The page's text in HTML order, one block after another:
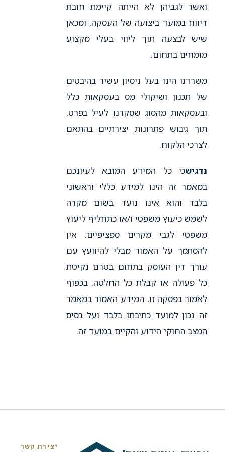
ואשר לגביהן לא הייתה קיימת חובת
דיווח במועד ביצועה של העסקה, ומכאן
שיש לבצעה תוך ליווי בעלי מקצוע
מומחים בתחום.
משרדנו הינו בעל ניסיון עשיר בהיבטים
של תכנון ושיקולי מס בעסקאות כלל
ובעסקאות מהסוג שסקרנו לעיל בפרט,
תוך גיבוש פתרונות יצירתיים בהתאם
לצרכי הלקוח.
נדגישכי כל המידע המובא לעיונכם
במאמר זה הינו למידע כללי וראשוני
בלבד והוא אינו נועד בשום מקרה
לשמש כיעוץ משפטי ו/או כתחליף ליעוץ
משפטי לגבי מקרים ספציפיים. אין
להסתמך על האמור מבלי להיוועץ עם
עורך דין העוסק בתחום בטרם נקיטת
כל פעולה או קבלת כל החלטה. בכפוף
לאמור בפסקה זו, המידע האמור במאמר
זה נכון למועד כתיבתו בלבד ועל בסיס
המצב החוקי הידוע והקיים במועד זה.
יצירת קשר